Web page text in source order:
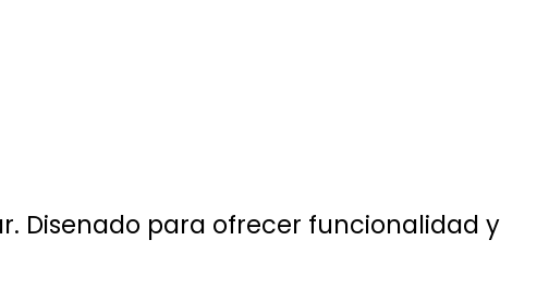
Disenado para ofrecer funcionalidad y